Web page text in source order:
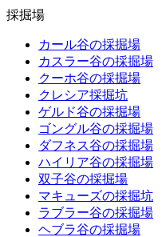
採掘場
カール谷の採掘場
カスラー谷の採掘場
クーホ谷の採掘場
クレシア採掘坑
ゲルド谷の採掘場
ゴングル谷の採掘場
ダフネス谷の採掘場
ハイリア谷の採掘場
双子谷の採掘場
マキューズの採掘坑
ラブラー谷の採掘場
ヘブラ谷の採掘場